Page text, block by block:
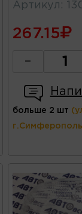
Артикул :
267.15
-
больше 2 шт